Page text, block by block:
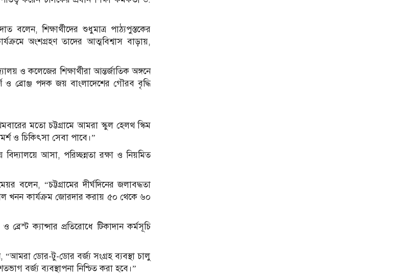
বলেন, শিক্ষার্থীদের শুধুমাত্র পাঠ্যপুস্তকের
অংশগ্রহণ তাদের আত্মবিশ্বাস বাড়ায়,
ও কলেজের শিক্ষার্থীরা আন্তর্জাতিক অঙ্গনে
ও ব্রোঞ্জ পদক জয় বাংলাদেশের গৌরব বৃদ্ধি
মতো চট্টগ্রামে আমরা স্কুল হেলথ স্কিম
ও চিকিৎসা সেবা পাবে।”
আসা, পরিচ্ছন্নতা রক্ষা ও নিয়মিত
বলেন, “চট্টগ্রামের দীর্ঘদিনের জলাবদ্ধতা
খনন কার্যক্রম জোরদার করায় ৫০ থেকে ৬০
ক্যান্সার প্রতিরোধে টিকাদান কর্মসূচি
ডোর-টু-ডোর বর্জ্য সংগ্রহ ব্যবস্থা চালু
বর্জ্য ব্যবস্থাপনা নিশ্চিত করা হবে।”